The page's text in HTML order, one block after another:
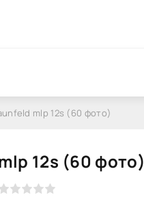
mlp 12s (60 фото)
12s (60 фото)